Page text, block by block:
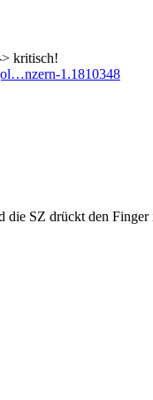
> kritisch!
1.1810348
die SZ drückt den Finger